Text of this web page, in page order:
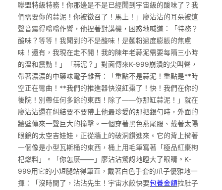
聯盟特級特務！你那邊是不是已經聞到宇宙級的酸味了？我
們需要你的蒜泥！你被徵召了！馬上！」廖沾沾的耳朵被這
聲音震得嗡嗡作響，他捏著對講機，困惑地喊道：「特務？
酸味？等等！我聞到的不是酸味！是麵粉過度膨脹的焦慮
味！還有，我現在走不開！我的陳年老蒜泥需要每隔三小時
的溫和震動！」「蒜泥？」對面傳來K-999崩潰的尖叫聲，
帶著濃濃的中藥味電子雜音：「重點不是蒜泥！重點是**時
空正在彎曲！**我們的推進器快沒紅棗了！快！我們在你的
後院！別帶任何多餘的東西！除了——你那缸蒜泥！」就在
廖沾沾還在糾結要不要帶上他最珍愛的那把銀勺時，外面的
牆壁傳來一聲巨大的撞擊。一個穿著黑色燕尾服、戴著太陽
眼鏡的太空吉娃娃，正從牆上的破洞鑽進來。它的背上揹著
一個像是小型瓦斯桶的東西，桶上用毛筆寫著「極品紅棗枸
杞燃料」。「你怎麼——」廖沾沾驚訝地瞪大了眼睛。K-
999用它的小短腿站得筆直，戴著白色手套的爪子優雅地一
揮：「沒時間了，沾沾先生！宇宙水餃快要包養金額拉肚子